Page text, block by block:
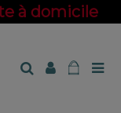
à domicile